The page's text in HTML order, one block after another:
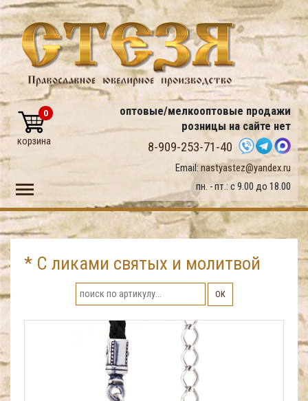
оптовые/мелкооптовые продажи
розницы на сайте нет
8-909-253-71-40
Email: nastyastez@yandex.ru
пн. - пт.: с 9.00 до 18.00
0
корзина
Toggle main menu visibility
* С ликами святых и молитвой
ОК